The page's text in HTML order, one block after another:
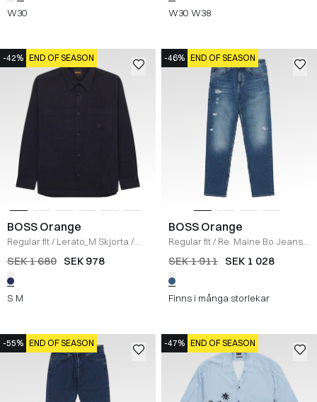
W30 W30 W38
-42% END OF SEASON
BOSS Orange
Regular fit/ Lerato_M Skjorta /
NAVY
SEK 1 680 SEK 978
S M
-46% END OF SEASON
BOSS Orange
Regular fit/ Re. Maine Bo Jeans
DENIM
SEK 1 911 SEK 1 028
Finns i många storlekar
-55% END OF SEASON -47% END OF SEASON